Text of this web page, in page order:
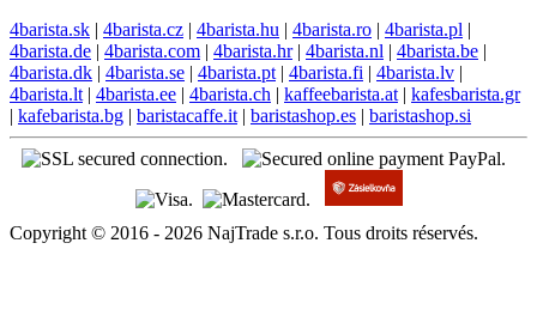
4barista.sk | 4barista.cz | 4barista.hu | 4barista.ro | 4barista.pl |
4barista.de | 4barista.com | 4barista.hr| 4barista.nl | 4barista.be |
4barista.dk | 4barista.se | 4barista.pt | 4barista.fi | 4barista.lv |
4barista.lt | 4barista.ee | 4barista.ch | kaffeebarista.at | kafesbarista.gr
| kafebarista.bg | baristacaffe.it | baristashop.es | baristashop.si
Copyright © 2016 - 2026 NajTrade s.r.o. Tous droits réservés.